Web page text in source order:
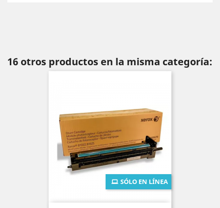
16 otros productos en la misma categoría:
SÓLO EN LÍNEA